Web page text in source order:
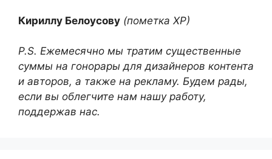
Кириллу Белоусову (пометка ХР)
P.S. Ежемесячно мы тратим существенные
суммы на гонорары для дизайнеров контента
и авторов, а также на рекламу. Будем рады,
если вы облегчите нам нашу работу,
поддержав нас.